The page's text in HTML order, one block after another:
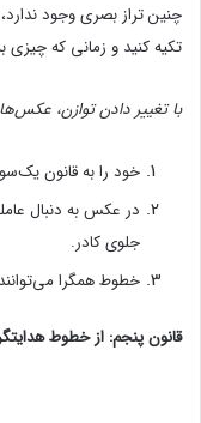
چنین تراز بصری وجود
تکیه کنید و زمانی که چیزی
با تغییر دادن توازن،
خود را به قانون
در عکس به دنبال
جلوی کادر.
خطوط همگرا
قانون پنجم: از خطوط